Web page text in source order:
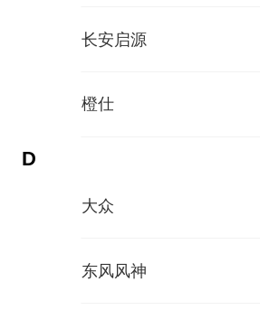
长安启源
橙仕
D
大众
东风风神